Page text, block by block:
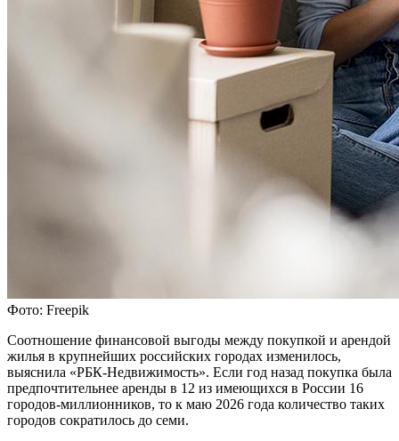
Фото: Freepik
Соотношение финансовой выгоды между покупкой и арендой
жилья в крупнейших российских городах изменилось,
выяснила «РБК-Недвижимость». Если год назад покупка была
предпочтительнее аренды в 12 из имеющихся в России 16
городов-миллионников, то к маю 2026 года количество таких
городов сократилось до семи.